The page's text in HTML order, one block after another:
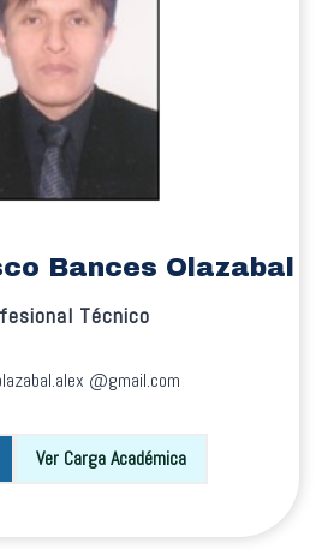
Bances Olazabal
Técnico
@gmail.com
Ver Carga Académica